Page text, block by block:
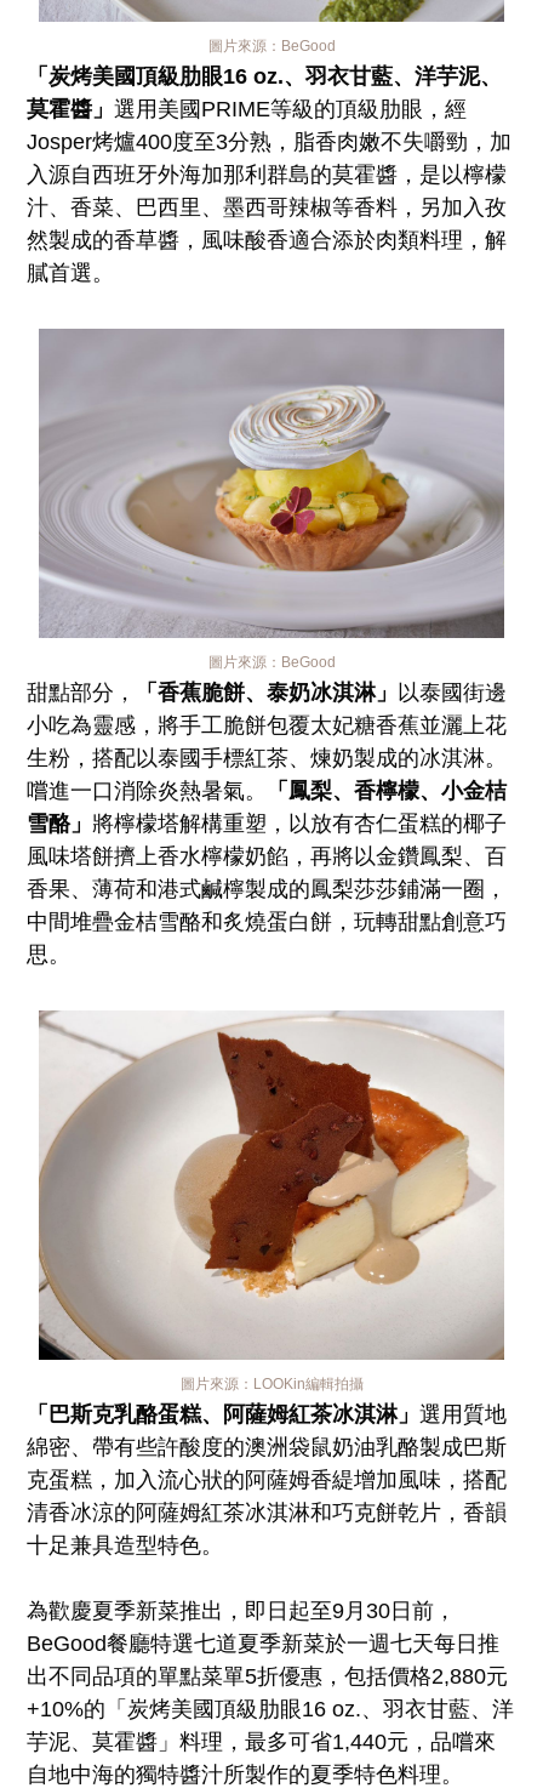
圖片來源： BeGood
「炭烤美國頂級肋眼16 oz.、羽衣甘藍、洋芋泥、
莫霍醬」選用美國PRIME等級的頂級肋眼，經
Josper烤爐400度至3分熟，脂香肉嫩不失嚼勁，加
入源自西班牙外海加那利群島的莫霍醬，是以檸檬
汁、香菜、巴西里、墨西哥辣椒等香料，另加入孜
然製成的香草醬，風味酸香適合添於肉類料理，解
膩首選。
圖片來源： BeGood
甜點部分， 「香蕉脆餅、泰奶冰淇淋」 以泰國街邊
小吃為靈感，將手工脆餅包覆太妃糖香蕉並灑上花
生粉，搭配以泰國手標紅茶、煉奶製成的冰淇淋。
嚐進一口消除炎熱暑氣。
「鳳梨、香檸檬、小金桔
雪酪」 將檸檬塔解構重塑，以放有杏仁蛋糕的椰子
風味塔餅擠上香水檸檬奶餡，再將以金鑽鳳梨、百
香果、薄荷和港式鹹檸製成的鳳梨莎莎鋪滿一圈，
中間堆疊金桔雪酪和炙燒蛋白餅，玩轉甜點創意巧
思。
圖片來源： LOOKin編輯拍攝
「巴斯克乳酪蛋糕、阿薩姆紅茶冰淇淋」選用質地
綿密、帶有些許酸度的澳洲袋鼠奶油乳酪製成巴斯
克蛋糕，加入流心狀的阿薩姆香緹增加風味，搭配
清香冰涼的阿薩姆紅茶冰淇淋和巧克餅乾片，香韻
十足兼具造型特色。
為歡慶夏季新菜推出，即日起至9月30日前，
BeGood餐廳特選七道夏季新菜於一週七天每日推
出不同品項的單點菜單5折優惠，包括價格2,880元
+10%的「炭烤美國頂級肋眼16 oz.、羽衣甘藍、洋
芋泥、莫霍醬」料理，最多可省1,440元，品嚐來
自地中海的獨特醬汁所製作的夏季特色料理。